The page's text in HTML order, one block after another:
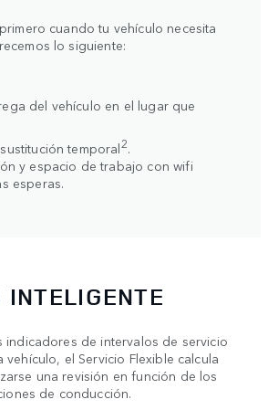
cuando tu vehículo necesita
lo siguiente:
del vehículo en el lugar que
temporal2.
y espacio de trabajo con wifi
esperas.
INTELIGENTE
indicadores de intervalos de servicio
el Servicio Flexible calcula
una revisión en función de los
de conducción.